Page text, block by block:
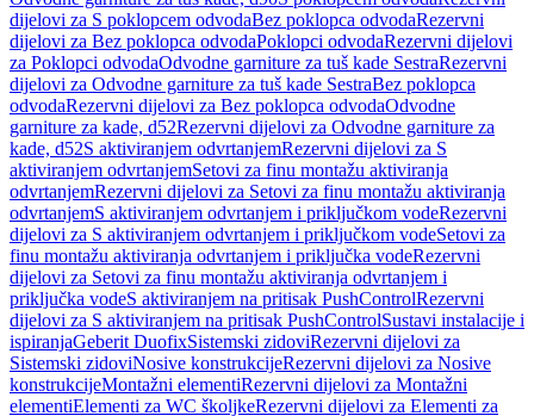
dijelovi za S poklopcem odvodaBez poklopca odvodaRezervni
dijelovi za Bez poklopca odvodaPoklopci odvodaRezervni dijelovi
za Poklopci odvodaOdvodne garniture za tuš kade SestraRezervni
dijelovi za Odvodne garniture za tuš kade SestraBez poklopca
odvodaRezervni dijelovi za Bez poklopca odvodaOdvodne
garniture za kade, d52Rezervni dijelovi za Odvodne garniture za
kade, d52S aktiviranjem odvrtanjemRezervni dijelovi za S
aktiviranjem odvrtanjemSetovi za finu montažu aktiviranja
odvrtanjemRezervni dijelovi za Setovi za finu montažu aktiviranja
odvrtanjemS aktiviranjem odvrtanjem i priključkom vodeRezervni
dijelovi za S aktiviranjem odvrtanjem i priključkom vodeSetovi za
finu montažu aktiviranja odvrtanjem i priključka vodeRezervni
dijelovi za Setovi za finu montažu aktiviranja odvrtanjem i
priključka vodeS aktiviranjem na pritisak PushControlRezervni
dijelovi za S aktiviranjem na pritisak PushControlSustavi instalacije i
ispiranjaGeberit DuofixSistemski zidoviRezervni dijelovi za
Sistemski zidoviNosive konstrukcijeRezervni dijelovi za Nosive
konstrukcijeMontažni elementiRezervni dijelovi za Montažni
elementiElementi za WC školjkeRezervni dijelovi za Elementi za